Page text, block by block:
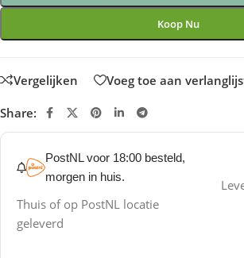
Koop Nu
Vergelijken Voeg toe aan
Share:
PostNL voor 18:00 besteld,
morgen in huis.
Thuis of op PostNL locatie
geleverd